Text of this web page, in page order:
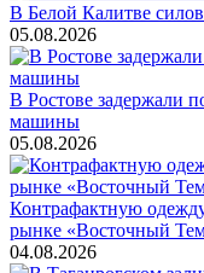
В Белой Калитве
05.08.2026
В Ростове задержали
машины
05.08.2026
Контрафактную
рынке «Восточный
04.08.2026